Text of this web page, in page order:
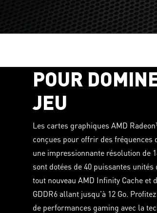
POUR
JEU
Les cartes graphiques AMD
conçues pour offrir des fréquences
une impressionnante résolution de
sont dotées de 40 puissantes
tout nouveau AMD Infinity Cache et
GDDR6 allant jusqu'à 12 Go.
de performances gaming avec la